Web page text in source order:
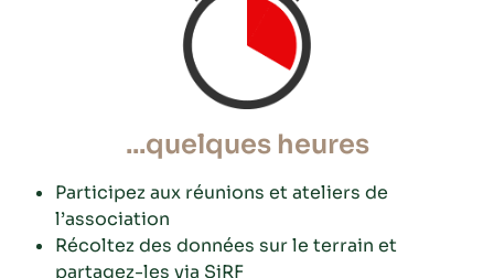
...quelques heures
Participez aux réunions et ateliers de
l’association
Récoltez des données sur le terrain et
partagez-les via SiRF